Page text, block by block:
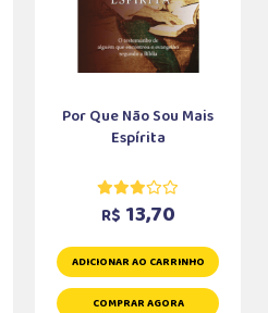
Por Que Não Sou Mais
Espírita
R$ 13,70
ADICIONAR AO CARRINHO
COMPRAR AGORA